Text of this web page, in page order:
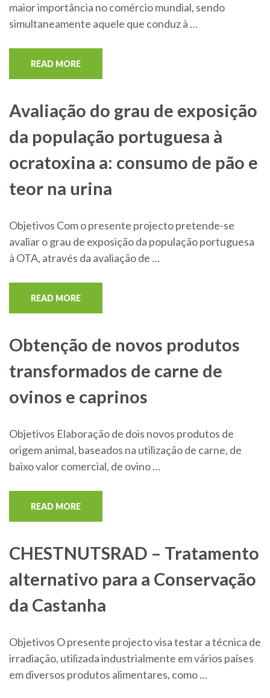
maior importância no comércio mundial, sendo
simultaneamente aquele que conduz à …
READ MORE
Avaliação do grau de exposição
da população portuguesa à
ocratoxina a: consumo de pão e
teor na urina
Objetivos Com o presente projecto pretende-se
avaliar o grau de exposição da população portuguesa
à OTA, através da avaliação de …
READ MORE
Obtenção de novos produtos
transformados de carne de
ovinos e caprinos
Objetivos Elaboração de dois novos produtos de
origem animal, baseados na utilização de carne, de
baixo valor comercial, de ovino …
READ MORE
CHESTNUTSRAD – Tratamento
alternativo para a Conservação
da Castanha
Objetivos O presente projecto visa testar a técnica de
irradiação, utilizada industrialmente em vários países
em diversos produtos alimentares, como …